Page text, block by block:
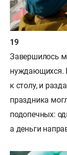
Завершилось
нуждающихся.
к столу, и
праздника
подопечных:
а деньги